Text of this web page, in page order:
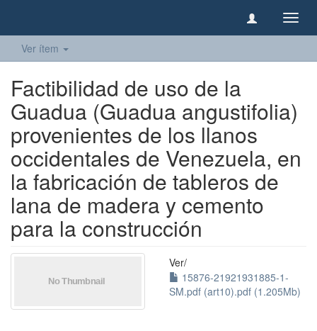
Ver ítem
Factibilidad de uso de la
Guadua (Guadua angustifolia)
provenientes de los llanos
occidentales de Venezuela, en
la fabricación de tableros de
lana de madera y cemento
para la construcción
Ver/
15876-21921931885-1-
SM.pdf (art10).pdf (1.205Mb)